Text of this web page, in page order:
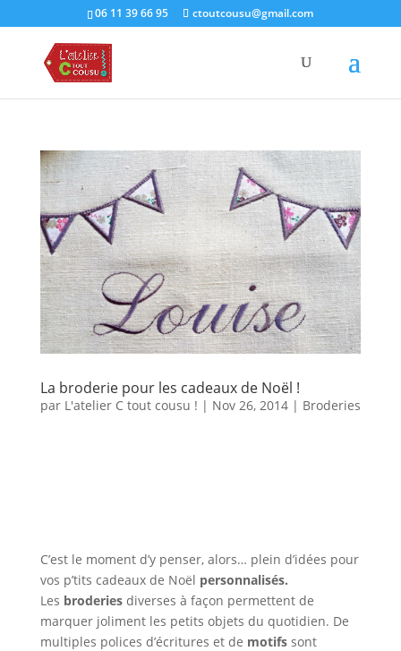
06 11 39 66 95 ctoutcousu@gmail.com
La broderie pour les cadeaux de Noël !
par L'atelier C tout cousu ! | Nov 26, 2014| Broderies
C’est le moment d’y penser, alors… plein d’idées pour
vos p’tits cadeaux de Noël personnalisés.
Les broderiesdiverses à façon permettent de
marquer joliment les petits objets du quotidien. De
multiples polices d’écritures et de motifssont